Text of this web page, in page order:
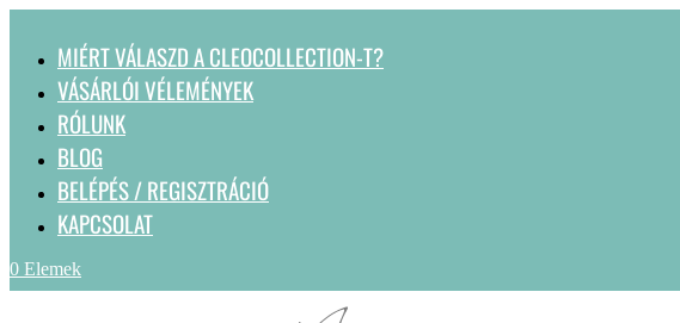
MIÉRT VÁLASZD A CLEOCOLLECTION-T?
VÁSÁRLÓI VÉLEMÉNYEK
RÓLUNK
BLOG
BELÉPÉS / REGISZTRÁCIÓ
KAPCSOLAT
0 Elemek